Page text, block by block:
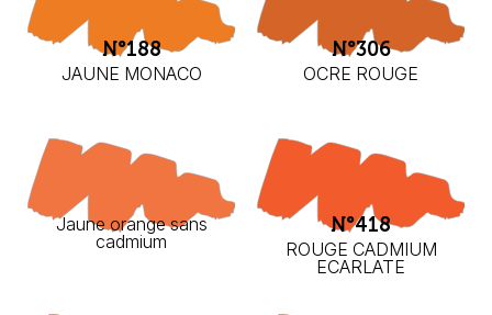
N°188
JAUNE MONACO
N°306
OCRE ROUGE
Jaune orange sans
cadmium
N°418
ROUGE CADMIUM
ECARLATE